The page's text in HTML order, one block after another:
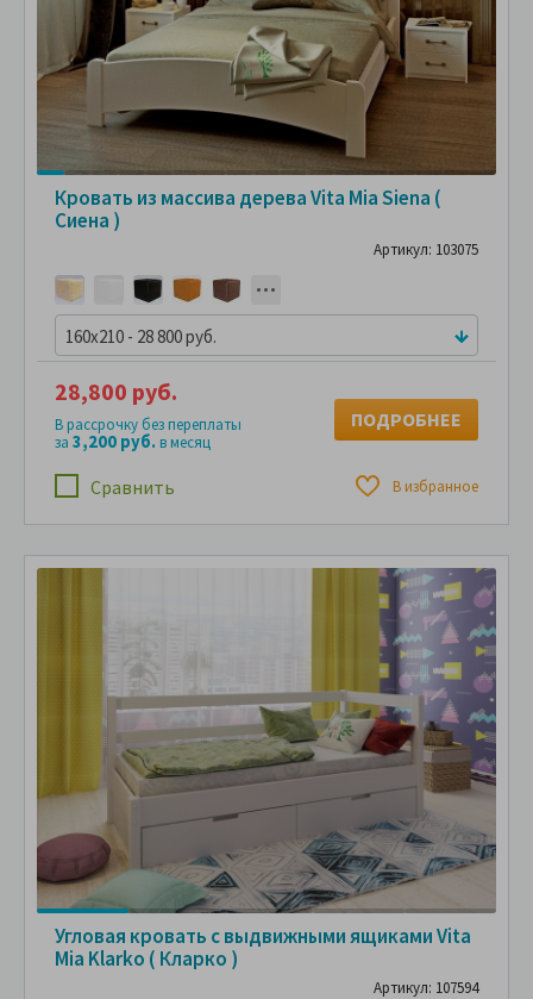
Кровать из массива дерева Vita Mia Siena (
Сиена )
Артикул: 103075
160x210 - 28 800 руб.
Сравнить В избранное
28,800 руб.
В рассрочку без переплаты
за 3,200 руб.в месяц
ПОДРОБНЕЕ
Угловая кровать с выдвижными ящиками Vita
Mia Klarko ( Кларко )
Артикул: 107594